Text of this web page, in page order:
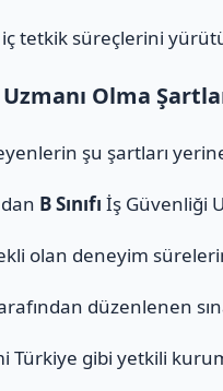
tetkik süreçlerini
Olma
şu şartları
B Sınıfı İş Güvenliği
olan deneyim
düzenlenen
Türkiye gibi yetkili